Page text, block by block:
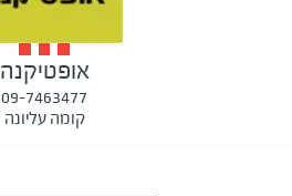
אופטיקנה
09-7463477
קומה עליונה